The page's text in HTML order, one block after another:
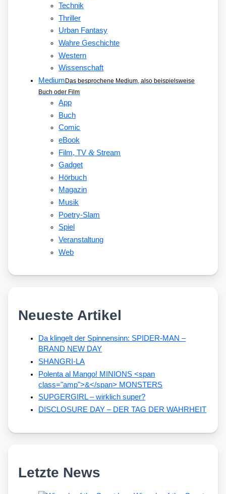
Technik
Thriller
Urban Fantasy
Wahre Geschichte
Western
Wissenschaft
Medium Das besprochene Medium, also beispielsweise
Buch oder Film
App
Buch
Comic
eBook
Film, TV&Stream
Gadget
Hörbuch
Magazin
Musik
Poetry-Slam
Spiel
Veranstaltung
Web
Neueste Artikel
Da klingelt der Spinnensinn: SPIDER-MAN –
BRAND NEW DAY
SHANGRI-LA
Polenta al Mango! MINIONS <span
class="amp">&</span> MONSTERS
SUPGERGIRL – wirklich super?
DISCLOSURE DAY – DER TAG DER WAHRHEIT
Letzte News